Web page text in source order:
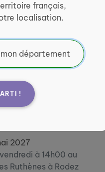
français,
localisation.
!
monde -
/le CCAS
:
2027
à 14h00 au
Ruthènes à Rodez